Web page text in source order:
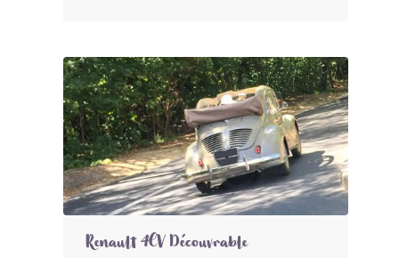
Renault 4CV Découvrable